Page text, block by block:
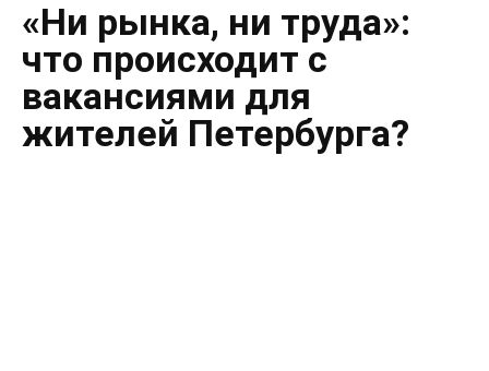
«Ни рынка, ни труда»:
что происходит с
вакансиями для
жителей Петербурга?